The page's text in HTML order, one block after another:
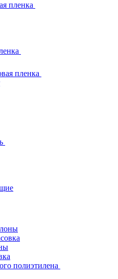
пленка
пленка
полиэтилена